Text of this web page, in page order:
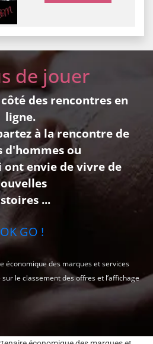
de jouer
côté des rencontres en
ligne.
à la rencontre de
d'hommes ou
ont envie de vivre de
...
OK GO !
économique des marques et services
le classement des offres et l’affichage